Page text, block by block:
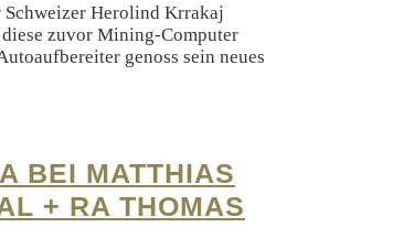
Schweizer Herolind Krrakaj
zuvor Mining-Computer
genoss sein neues
BEI MATTHIAS
+ RA THOMAS